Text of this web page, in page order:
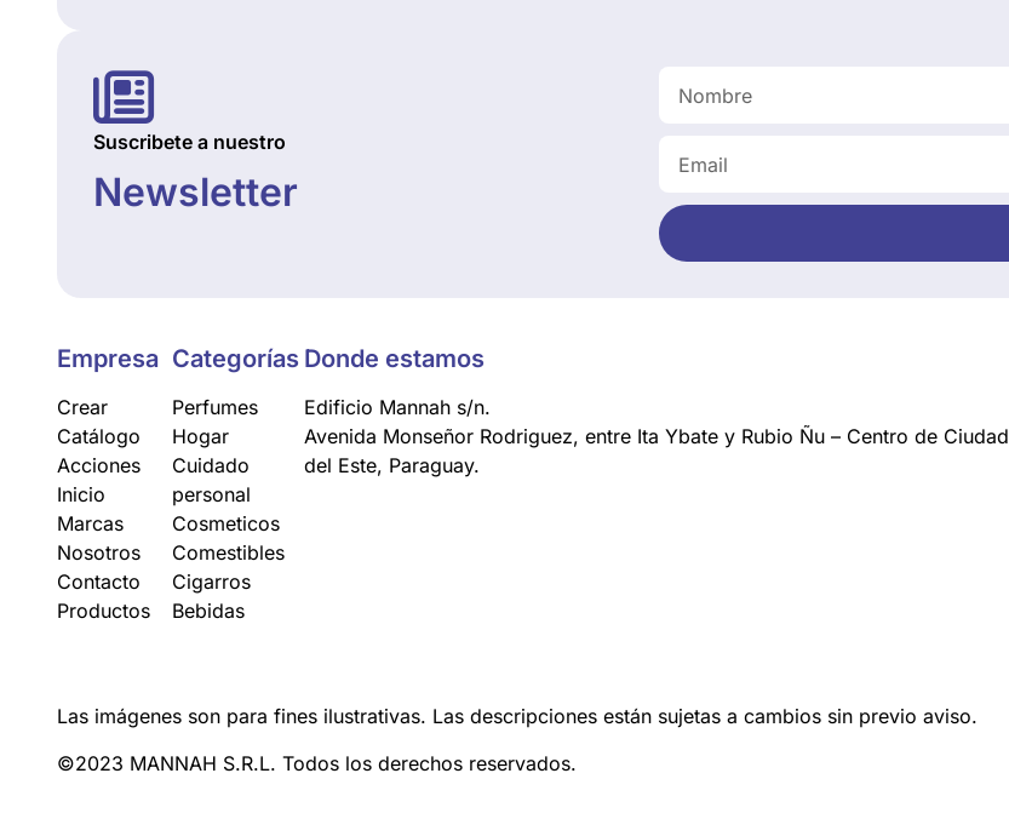
Suscribete a nuestro
Newsletter
Empresa
Crear
Catálogo
Acciones
Inicio
Marcas
Nosotros
Contacto
Productos
Categorías
Perfumes
Hogar
Cuidado
personal
Cosmeticos
Comestibles
Cigarros
Bebidas
Donde estamos
Edificio Mannah s/n.
Avenida Monseñor Rodriguez, entre Ita Ybate y Rubio Ñu – Centro de Ciudad
del Este, Paraguay.
Las imágenes son para fines ilustrativas. Las descripciones están sujetas a cambios sin previo aviso.
©2023 MANNAH S.R.L. Todos los derechos reservados.